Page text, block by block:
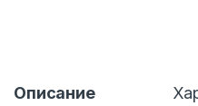
Описание